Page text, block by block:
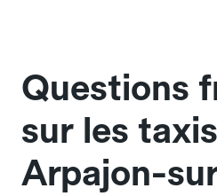
Questions
sur les
Arpajon-